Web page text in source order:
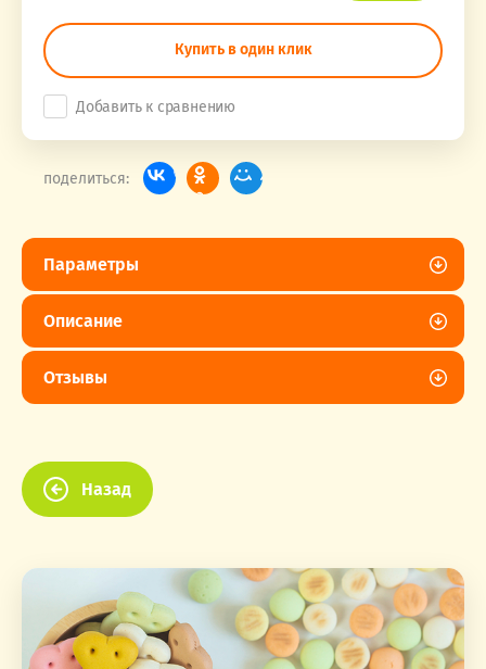
Купить в один клик
Добавить к сравнению
поделиться:
Параметры
Описание
Отзывы
Назад